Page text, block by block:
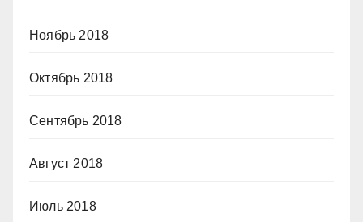
Ноябрь 2018
Октябрь 2018
Сентябрь 2018
Август 2018
Июль 2018